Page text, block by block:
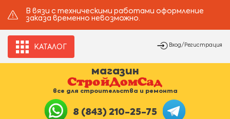
В вязи с техническими работами оформление
заказа временно невозможно.
КАТАЛОГ Вход/Регистрация
магазин
все для строительства и ремонта
8 (843) 210-25-75